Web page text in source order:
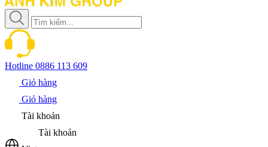
Hotline 0886 113 609
Giỏ hàng
Giỏ hàng
Tài khoản
Tài khoản